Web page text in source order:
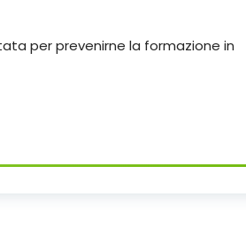
per prevenirne la formazione in